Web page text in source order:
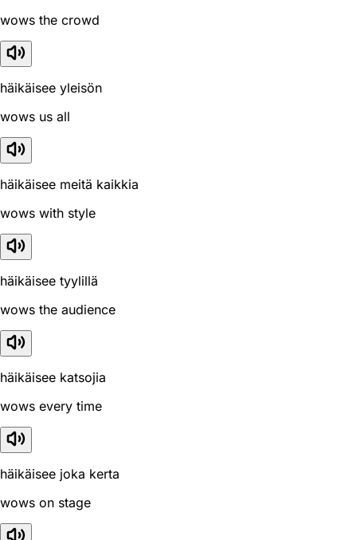
wows the crowd
häikäisee yleisön
wows us all
häikäisee meitä kaikkia
wows with style
häikäisee tyylillä
wows the audience
häikäisee katsojia
wows every time
häikäisee joka kerta
wows on stage